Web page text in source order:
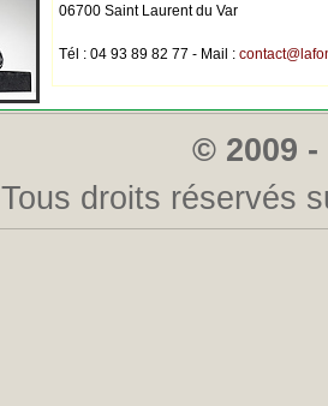
06700 Saint Laurent du Var
Tél : 04 93 89 82 77 - Mail :
© 2009
Tous droits réservés